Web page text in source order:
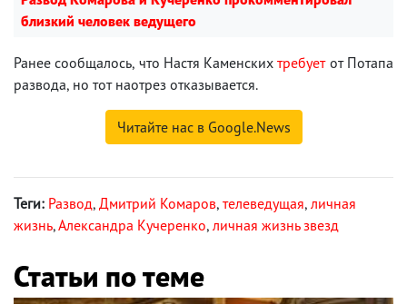
близкий человек ведущего
Ранее сообщалось, что Настя Каменскихтребуетот Потапа
развода, но тот наотрез отказывается.
Читайте нас в Google.News
Теги: Развод, Дмитрий Комаров, телеведущая, личная
жизнь,Александра Кучеренко, личная жизнь звезд
Статьи по теме